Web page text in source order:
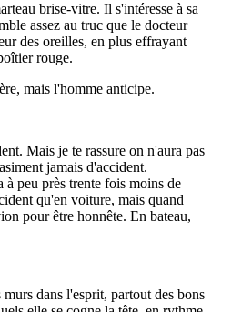
brise-vitre. Il s'intéresse à sa
assez au truc que le docteur
des oreilles, en plus effrayant
rouge.
mais l'homme anticipe.
Mais je te rassure on n'aura pas
jamais d'accident.
à peu près trente fois moins de
qu'en voiture, mais quand
pour être honnête. En bateau,
dans l'esprit, partout des bons